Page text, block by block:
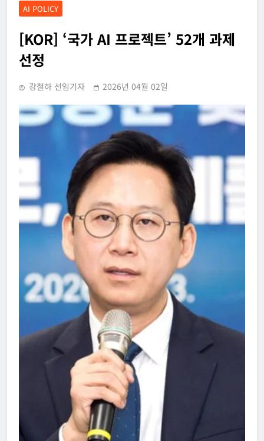
AI POLICY
[KOR] ‘국가 AI 프로젝트’ 52개 과제
선정
강철하 선임기자 2026년 04월 02일